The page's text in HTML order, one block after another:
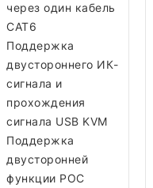
через один кабель
CAT6
Поддержка
двустороннего ИК-
сигнала и
прохождения
сигнала USB KVM
Поддержка
двусторонней
функции POC